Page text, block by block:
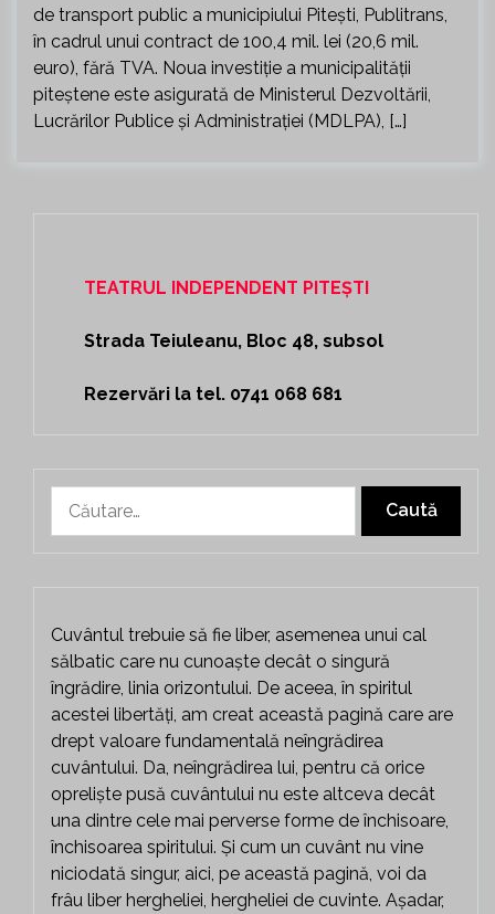
de transport public a municipiului Piteşti, Publitrans,
în cadrul unui contract de 100,4 mil. lei (20,6 mil.
euro), fără TVA. Noua investiţie a municipalităţii
piteştene este asigurată de Ministerul Dezvoltării,
Lucrărilor Publice şi Administraţiei (MDLPA), […]
TEATRUL INDEPENDENT PITEȘTI
Strada Teiuleanu, Bloc 48, subsol
Rezervări la tel. 0741 068 681
după:
Cuvântul trebuie să fie liber, asemenea unui cal
sălbatic care nu cunoaște decât o singură
îngrădire, linia orizontului. De aceea, în spiritul
acestei libertăți, am creat această pagină care are
drept valoare fundamentală neîngrădirea
cuvântului. Da, neîngrădirea lui, pentru că orice
opreliște pusă cuvântului nu este altceva decât
una dintre cele mai perverse forme de închisoare,
închisoarea spiritului. Și cum un cuvânt nu vine
niciodată singur, aici, pe această pagină, voi da
frâu liber hergheliei, hergheliei de cuvinte. Așadar,